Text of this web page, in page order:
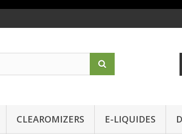
CLEAROMIZERS E-LIQUIDES